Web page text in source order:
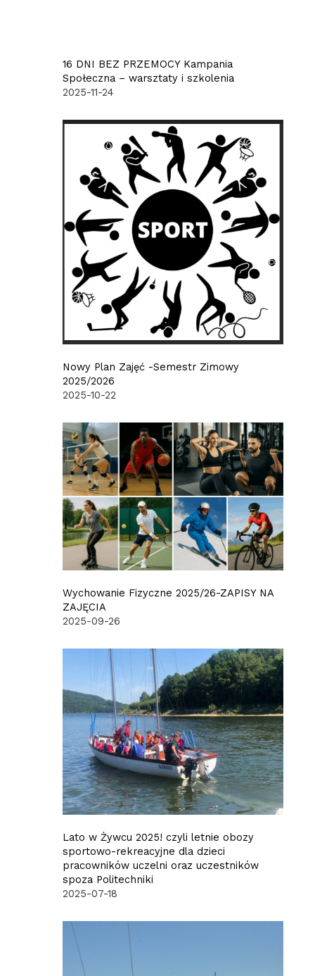
16 DNI BEZ PRZEMOCY Kampania
Społeczna – warsztaty i szkolenia
2025-11-24
Nowy Plan Zajęć -Semestr Zimowy
2025/2026
2025-10-22
Wychowanie Fizyczne 2025/26-ZAPISY NA
ZAJĘCIA
2025-09-26
Lato w Żywcu 2025! czyli letnie obozy
sportowo-rekreacyjne dla dzieci
pracowników uczelni oraz uczestników
spoza Politechniki
2025-07-18